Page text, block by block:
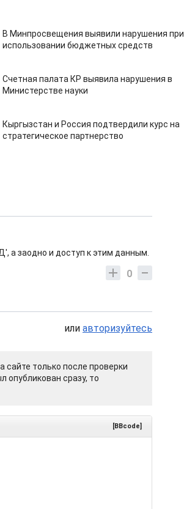
В Минпросвещения выявили нарушения при
использовании бюджетных средств
Счетная палата КР выявила нарушения в
Министерстве науки
Кыргызстан и Россия подтвердили курс на
стратегическое партнерство
а заодно и доступ к этим данным.
0
или авторизуйтесь
только после проверки
опубликован сразу, то
[BBcode]